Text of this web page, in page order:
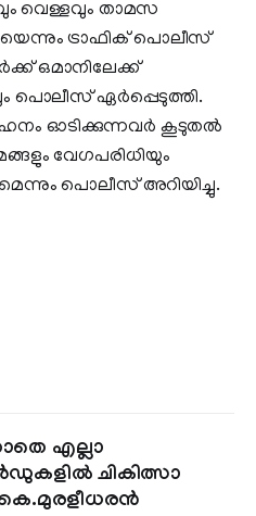
വെള്ളവും താമസ
ട്രാഫിക് പൊലീസ്
ഒമാനിലേക്ക്
പൊലീസ് ഏര്‍പ്പെടുത്തി.
ഓടിക്കുന്നവര്‍ കൂടുതല്‍
വേഗപരിധിയും
പൊലീസ് അറിയിച്ചു.
എല്ലാ
ചികിത്സാ
കെ.മുരളീധരൻ